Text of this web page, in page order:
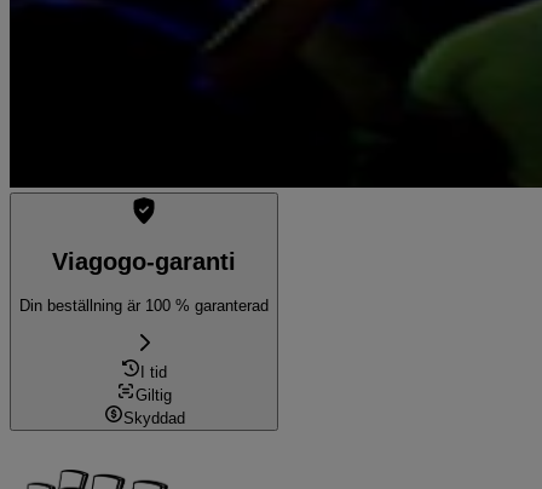
Viagogo-garanti
Din beställning är 100 % garanterad
I tid
Giltig
Skyddad